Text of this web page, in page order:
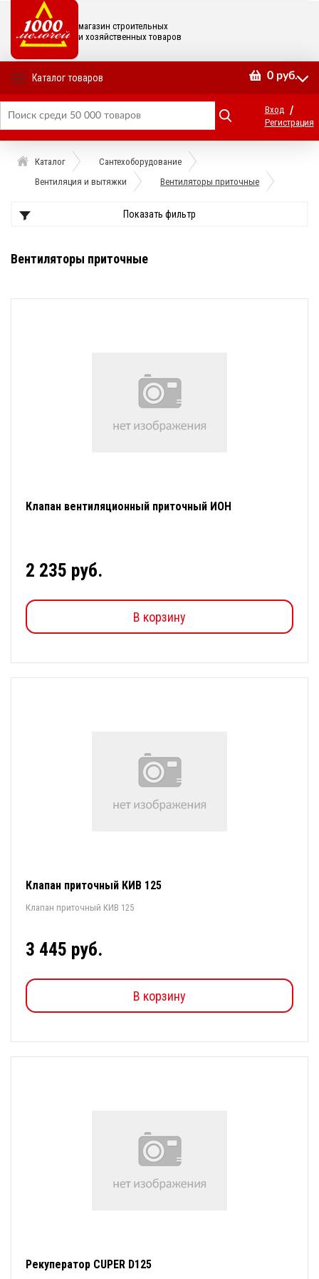
магазин строительных
и хозяйственных товаров
Каталог товаров 0 руб.
Вход /
Регистрация
Каталог
Сантехоборудование
Вентиляция и вытяжки
Вентиляторы приточные
Показать фильтр
Вентиляторы приточные
Клапан вентиляционный приточный ИОН
2 235 руб.
В корзину
Клапан приточный КИВ 125
Клапан приточный КИВ 125
3 445 руб.
В корзину
Рекуператор CUPER D125